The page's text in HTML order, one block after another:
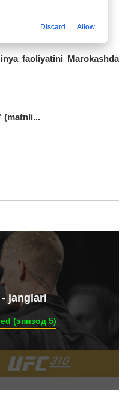
faoliyatini Marokashda
(matnli...
janglari
(эпизод 5)
Discard Allow